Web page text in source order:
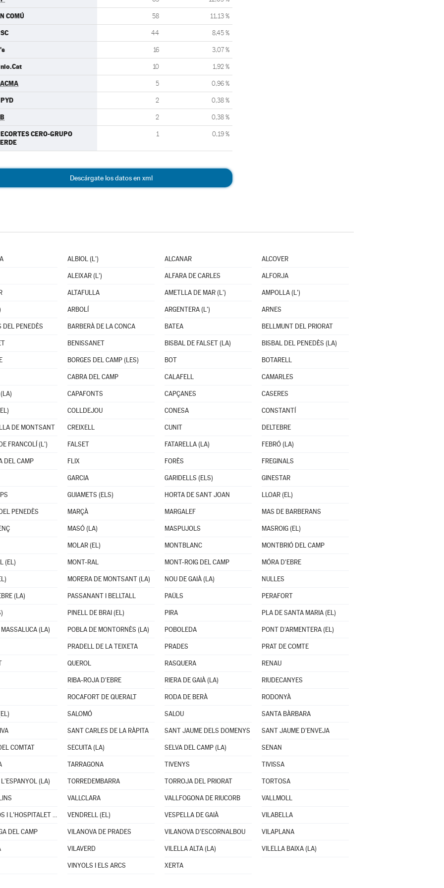
COMÚ 58 11,13 %
44 8,45 %
16 3,07 %
10 1,92 %
5 0,96 %
2 0,38 %
2 0,38 %
CERO-GRUPO
1 0,19 %
Descárgate los datos en xml
ALBIOL (L') ALCANAR ALCOVER
ALEIXAR (L') ALFARA DE CARLES ALFORJA
ALTAFULLA AMETLLA DE MAR (L') AMPOLLA (L')
ARBOLÍ ARGENTERA (L') ARNES
DEL PENEDÈS BARBERÀ DE LA CONCA BATEA BELLMUNT DEL PRIORAT
BENISSANET BISBAL DE FALSET (LA) BISBAL DEL PENEDÈS (LA)
BORGES DEL CAMP (LES) BOT BOTARELL
CABRA DEL CAMP CALAFELL CAMARLES
CAPAFONTS CAPÇANES CASERES
COLLDEJOU CONESA CONSTANTÍ
DE MONTSANT CREIXELL CUNIT DELTEBRE
FRANCOLÍ (L') FALSET FATARELLA (LA) FEBRÓ (LA)
DEL CAMP FLIX FORÈS FREGINALS
GARCIA GARIDELLS (ELS) GINESTAR
GUIAMETS (ELS) HORTA DE SANT JOAN LLOAR (EL)
PENEDÈS MARÇÀ MARGALEF MAS DE BARBERANS
MASÓ (LA) MASPUJOLS MASROIG (EL)
MOLAR (EL) MONTBLANC MONTBRIÓ DEL CAMP
(EL) MONT-RAL MONT-ROIG DEL CAMP MÓRA D'EBRE
MORERA DE MONTSANT (LA) NOU DE GAIÀ (LA) NULLES
(LA) PASSANANT I BELLTALL PAÜLS PERAFORT
PINELL DE BRAI (EL) PIRA PLA DE SANTA MARIA (EL)
(LA) POBLA DE MONTORNÈS (LA) POBOLEDA PONT D'ARMENTERA (EL)
PRADELL DE LA TEIXETA PRADES PRAT DE COMTE
QUEROL RASQUERA RENAU
RIBA-ROJA D'EBRE RIERA DE GAIÀ (LA) RIUDECANYES
ROCAFORT DE QUERALT RODA DE BERÀ RODONYÀ
SALOMÓ SALOU SANTA BÀRBARA
SANT CARLES DE LA RÀPITA SANT JAUME DELS DOMENYS SANT JAUME D'ENVEJA
COMTAT SECUITA (LA) SELVA DEL CAMP (LA) SENAN
TARRAGONA TIVENYS TIVISSA
(LA) TORREDEMBARRA TORROJA DEL PRIORAT TORTOSA
VALLCLARA VALLFOGONA DE RIUCORB VALLMOLL
VANDELLÒS I L'HOSPITALET DE L'INFANT VENDRELL (EL) VESPELLA DE GAIÀ VILABELLA
DEL CAMP VILANOVA DE PRADES VILANOVA D'ESCORNALBOU VILAPLANA
VILAVERD VILELLA ALTA (LA) VILELLA BAIXA (LA)
VINYOLS I ELS ARCS XERTA